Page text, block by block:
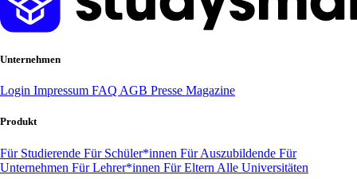
Unternehmen
Login Impressum FAQ AGB Presse Magazine
Produkt
Für Studierende Für Schüler*innen Für Auszubildende Für
Unternehmen Für Lehrer*innen Für Eltern Alle Universitäten